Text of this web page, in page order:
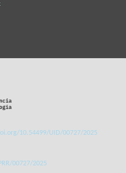
10.54499/UID/00727/2025
00727/2025